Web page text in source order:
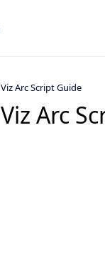
Viz Arc Script Guide
Viz Arc